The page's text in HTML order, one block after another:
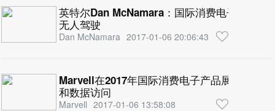
英特尔Dan McNamara：国际消费电子展：
无人驾驶
Dan McNamara 2017-01-06 20:06:43
Marvell在2017年国际消费电子产品展（CES
和数据访问
Marvell 2017-01-06 13:58:08